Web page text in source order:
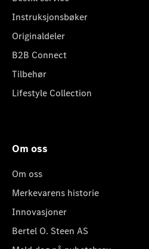
Instruksjonsbøker
Originaldeler
B2B Connect
Tilbehør
Lifestyle Collection
Om oss
Om oss
Merkevarens historie
Innovasjoner
Bertel O. Steen AS